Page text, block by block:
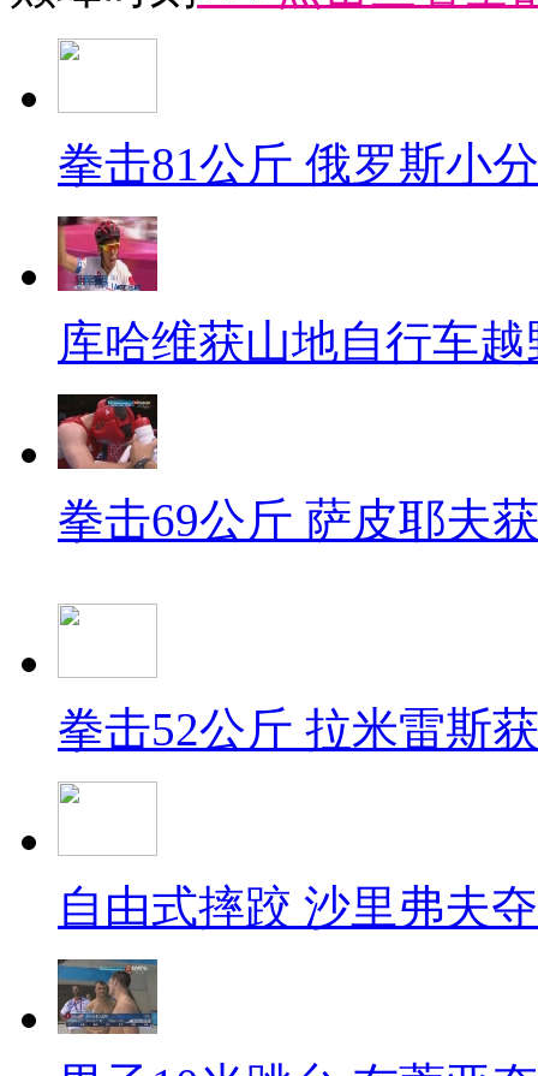
拳击81公斤 俄罗斯小
库哈维获山地自行车
拳击69公斤 萨皮耶夫
拳击52公斤 拉米雷斯
自由式摔跤 沙里弗夫